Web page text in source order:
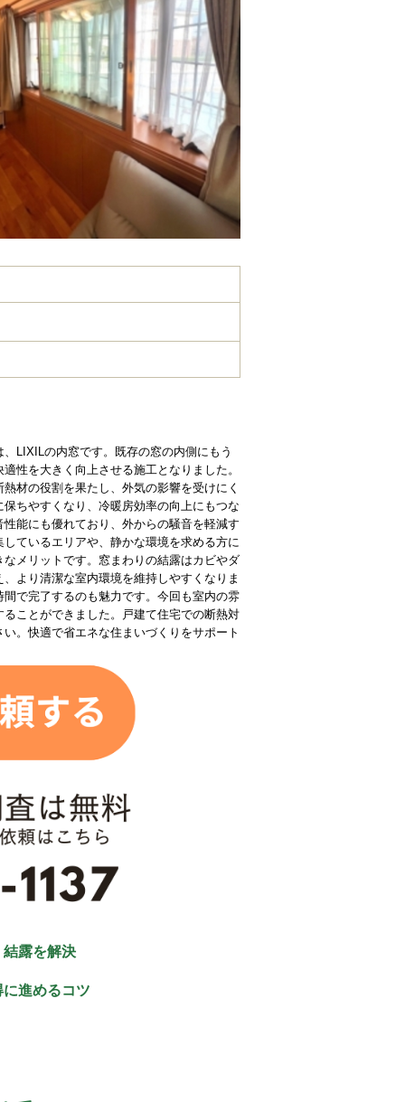
LIXILの内窓です。既存の窓の内側にもう
性を大きく向上させる施工となりました。
材の役割を果たし、外気の影響を受けにく
ちやすくなり、冷暖房効率の向上にもつな
能にも優れており、外からの騒音を軽減す
ているエリアや、静かな環境を求める方に
メリットです。窓まわりの結露はカビやダ
より清潔な室内環境を維持しやすくなりま
で完了するのも魅力です。今回も室内の雰
ことができました。戸建て住宅での断熱対
。快適で省エネな住まいづくりをサポート
露を解決
進めるコツ